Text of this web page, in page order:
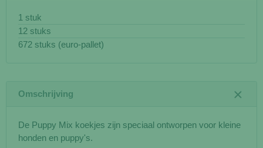
1 stuk
12 stuks
672 stuks (euro-pallet)
Omschrijving
De Puppy Mix koekjes zijn speciaal ontworpen voor kleine
honden en puppy's.